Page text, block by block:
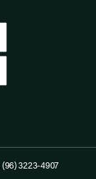
(96) 3223-4907